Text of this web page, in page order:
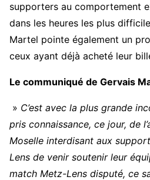
supporters au comportement
dans les heures les plus
Martel pointe également un
ceux ayant déjà acheté leur
Le communiqué de Gervais
» C’est avec la plus grande
pris connaissance, ce jour, de
Moselle interdisant aux
Lens de venir soutenir leur
match Metz-Lens disputé, ce